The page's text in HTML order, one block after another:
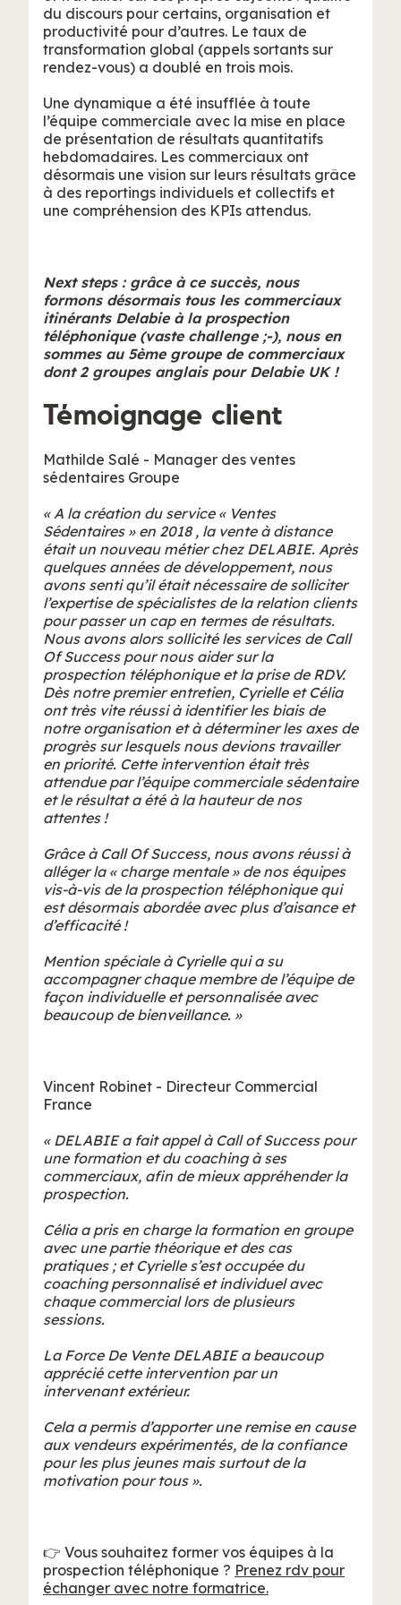
du discours pour certains, organisation et
productivité pour d’autres. Le taux de
transformation global (appels sortants sur
rendez-vous) a doublé en trois mois.
Une dynamique a été insufflée à toute
l’équipe commerciale avec la mise en place
de présentation de résultats quantitatifs
hebdomadaires. Les commerciaux ont
désormais une vision sur leurs résultats grâce
à des reportings individuels et collectifs et
une compréhension des KPIs attendus.
Next steps : grâce à ce succès, nous
formons désormais tous les commerciaux
itinérants Delabie à la prospection
téléphonique (vaste challenge ;-), nous en
sommes au 5ème groupe de commerciaux
dont 2 groupes anglais pour Delabie UK !
Témoignage client
Mathilde Salé - Manager des ventes
sédentaires Groupe
« A la création du service « Ventes
Sédentaires » en 2018 , la vente à distance
était un nouveau métier chez DELABIE. Après
quelques années de développement, nous
avons senti qu’il était nécessaire de solliciter
l’expertise de spécialistes de la relation clients
pour passer un cap en termes de résultats.
Nous avons alors sollicité les services de Call
Of Success pour nous aider sur la
prospection téléphonique et la prise de RDV.
Dès notre premier entretien, Cyrielle et Célia
ont très vite réussi à identifier les biais de
notre organisation et à déterminer les axes de
progrès sur lesquels nous devions travailler
en priorité. Cette intervention était très
attendue par l’équipe commerciale sédentaire
et le résultat a été à la hauteur de nos
attentes !
Grâce à Call Of Success, nous avons réussi à
alléger la « charge mentale » de nos équipes
vis-à-vis de la prospection téléphonique qui
est désormais abordée avec plus d’aisance et
d’efficacité !
Mention spéciale à Cyrielle qui a su
accompagner chaque membre de l’équipe de
façon individuelle et personnalisée avec
beaucoup de bienveillance. »
Vincent Robinet - Directeur Commercial
France
« DELABIE a fait appel à Call of Success pour
une formation et du coaching à ses
commerciaux, afin de mieux appréhender la
prospection.
Célia a pris en charge la formation en groupe
avec une partie théorique et des cas
pratiques ; et Cyrielle s’est occupée du
coaching personnalisé et individuel avec
chaque commercial lors de plusieurs
sessions.
La Force De Vente DELABIE a beaucoup
apprécié cette intervention par un
intervenant extérieur.
Cela a permis d’apporter une remise en cause
aux vendeurs expérimentés, de la confiance
pour les plus jeunes mais surtout de la
motivation pour tous ».
👉 Vous souhaitez former vos équipes à la
prospection téléphonique ? Prenez rdv pour
échanger avec notre formatrice.